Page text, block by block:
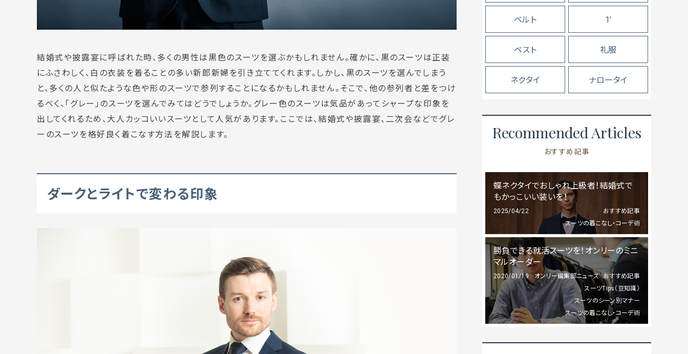
結婚式や披露宴に呼ばれた時、多くの男性は黒色のスーツを選ぶかもしれません。確かに、黒のスーツは正装
にふさわしく、白の衣装を着ることの多い新郎新婦を引き立ててくれます。しかし、黒のスーツを選んでしまう
と、多くの人と似たような色や形のスーツで参列することになるかもしれません。そこで、他の参列者と差をつけ
るべく、「グレー」のスーツを選んでみてはどうでしょうか。グレー色のスーツは気品があってシャープな印象を
出してくれるため、大人カッコいいスーツとして人気があります。ここでは、結婚式や披露宴、二次会などでグレ
ーのスーツを格好良く着こなす方法を解説します。
ダークとライトで変わる印象
ベルト 1'
ベスト 礼服
ネクタイ ナロータイ
Recommended Articles
おすすめ記事
蝶ネクタイでおしゃれ上級者！結婚式で
もかっこいい装いを！
2025/04/22
おすすめ記事
スーツの着こなし・コーデ術
勝負できる就活スーツを！オンリーのミニ
マルオーダー
2020/01/19 おすすめ記事
オンリー編集部ニュース
スーツTips（豆知識）
スーツのシーン別マナー
スーツの着こなし・コーデ術